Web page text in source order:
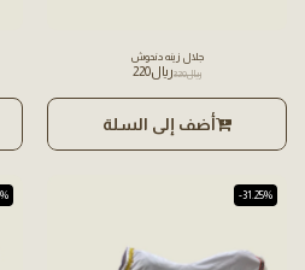
جلال زينه دندوش
﷼320﷼220
أضف إلى السلة
-31.25%